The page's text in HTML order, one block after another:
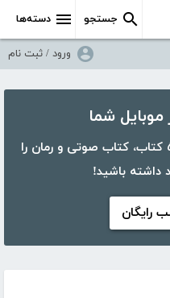
دسته‌ها جستجو
ورود / ثبت نام
با اپلیکیشن کتابراه، بیش از ۵۰،۰۰۰ کتاب، کتاب صوتی و رمان را
داشته باشید!
رایگان